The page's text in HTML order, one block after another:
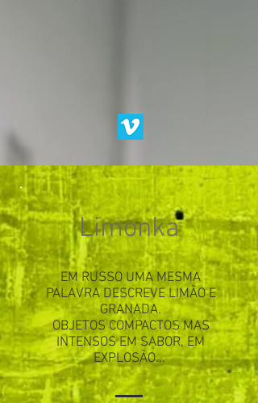
Limonka
EM RUSSO UMA MESMA
PALAVRA DESCREVE LIMÃO E
GRANADA.
OBJETOS COMPACTOS MAS
INTENSOS EM SABOR, EM
EXPLOSÃO...